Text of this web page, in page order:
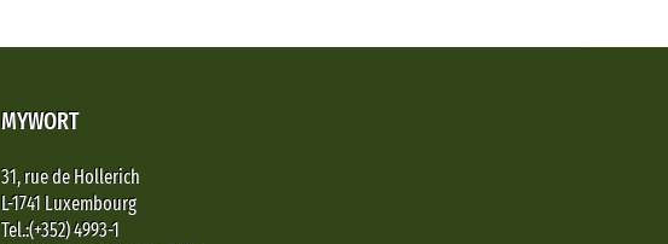
MYWORT
31, rue de Hollerich
L-1741 Luxembourg
Tel.:(+352) 4993-1